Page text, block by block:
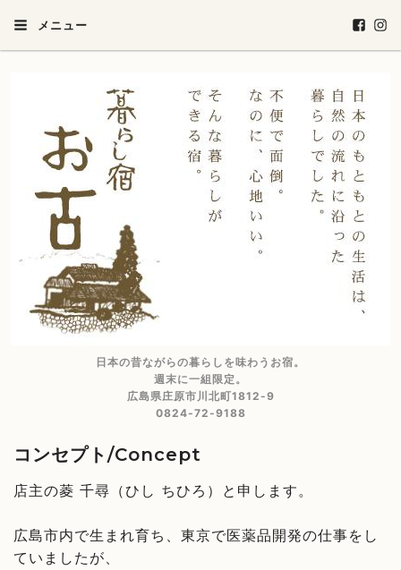
メニュー
日本の昔ながらの暮らしを味わうお宿。
週末に一組限定。
広島県庄原市川北町1812-9
0824-72-9188
コンセプト/Concept
店主の菱 千尋（ひし ちひろ）と申します。
広島市内で生まれ育ち、東京で医薬品開発の仕事をし
ていましたが、